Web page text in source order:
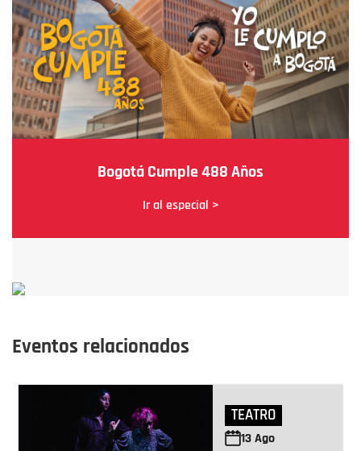
Bogotá Cumple 488 Años
Ir al especial >
Eventos relacionados
TEATRO
13Ago